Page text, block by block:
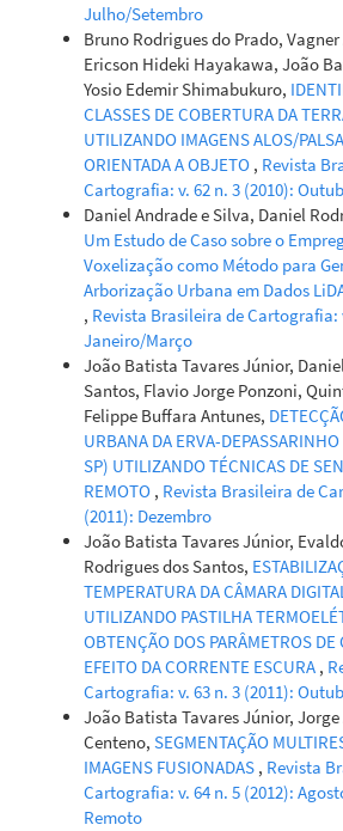
Julho/Setembro
Bruno Rodrigues do Prado,
Ericson Hideki Hayakawa, João
Yosio Edemir Shimabukuro,
CLASSES DE COBERTURA DA
UTILIZANDO IMAGENS ALOS/
ORIENTADA A OBJETO , Revista
Cartografia: v. 62 n. 3 (2010):
Daniel Andrade e Silva, Daniel
Um Estudo de Caso sobre o
Voxelização como Método para
Arborização Urbana em Dados
, Revista Brasileira de Cartografia:
Janeiro/Março
João Batista Tavares Júnior,
Santos, Flavio Jorge Ponzoni,
Felippe Buffara Antunes,
URBANA DA ERVA-
SP) UTILIZANDO TÉCNICAS DE
REMOTO , Revista Brasileira de
(2011): Dezembro
João Batista Tavares Júnior,
Rodrigues dos Santos,
TEMPERATURA DA CÂMARA
UTILIZANDO PASTILHA
OBTENÇÃO DOS PARÂMETROS DE
EFEITO DA CORRENTE ESCURA ,
Cartografia: v. 63 n. 3 (2011):
João Batista Tavares Júnior,
Centeno, SEGMENTAÇÃO
IMAGENS FUSIONADAS , Revista
Cartografia: v. 64 n. 5 (2012):
Remoto